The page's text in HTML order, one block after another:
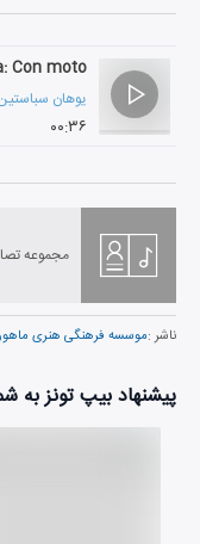
Con moto
یوهان
۰۰:۳۶
مجموعه
ناشر :موسسه فرهنگی هنری
پیشنهاد بیپ تونز به